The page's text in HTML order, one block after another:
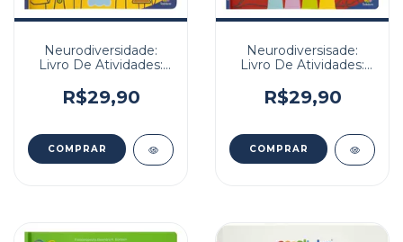
Neurodiversidade:
Livro De Atividades:
R$29,90
Neurodiversisade:
Livro De Atividades:
R$29,90